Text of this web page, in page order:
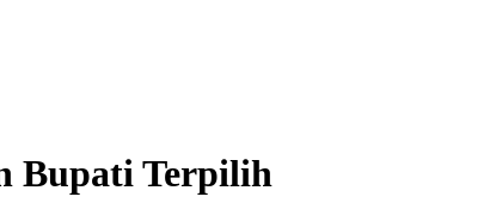
Bupati Terpilih